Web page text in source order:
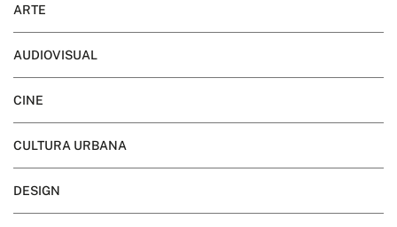
ARTE
AUDIOVISUAL
CINE
CULTURA URBANA
DESIGN